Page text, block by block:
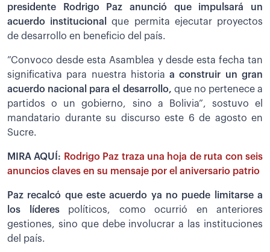
presidente Rodrigo Paz anunció que impulsará un
acuerdo institucional
que permita ejecutar proyectos
de desarrollo en beneficio del país.
”Convoco desde esta Asamblea y desde esta fecha tan
significativa para nuestra historiaa construir un gran
acuerdo nacional para el desarrollo, que no pertenece a
partidos o un gobierno, sino a Bolivia”, sostuvo el
mandatario durante su discurso este 6 de agosto en
Sucre.
MIRA AQUÍ: Rodrigo Paz traza una hoja de ruta con seis
anuncios claves en su mensaje por el aniversario patrio
Paz recalcó que este acuerdo ya no puede limitarse a
los líderespolíticos, como ocurrió en anteriores
gestiones, sino que debe involucrar a las instituciones
del país.